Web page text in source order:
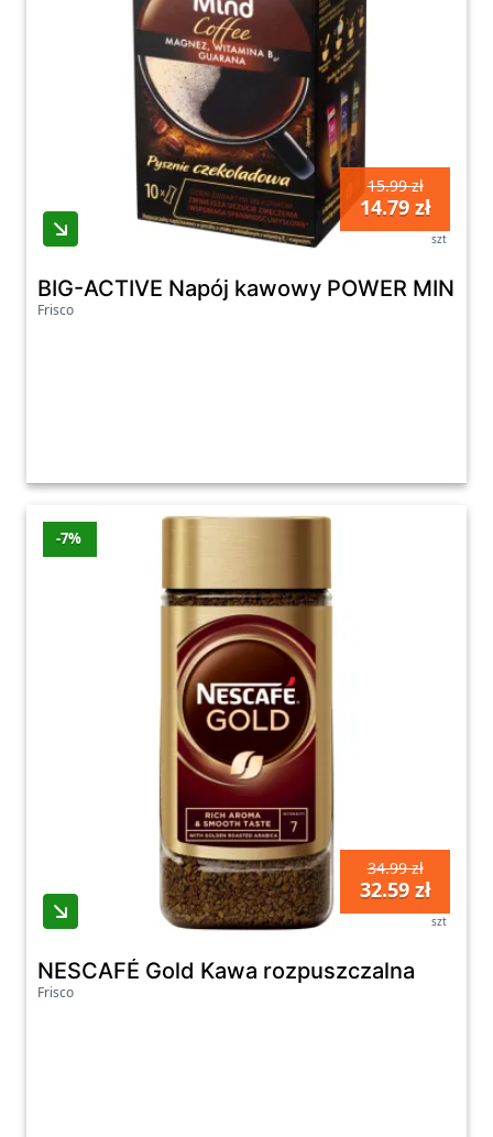
15.99 zł
14.79 zł
szt
BIG-ACTIVE Napój kawowy POWER
Frisco
-7%
34.99 zł
32.59 zł
szt
NESCAFÉ Gold Kawa rozpuszczalna
Frisco